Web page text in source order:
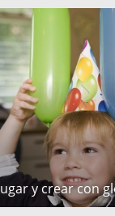
y crear con